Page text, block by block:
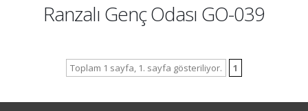
Ranzalı Genç Odası GO-039
Toplam 1 sayfa, 1. sayfa gösteriliyor. 1